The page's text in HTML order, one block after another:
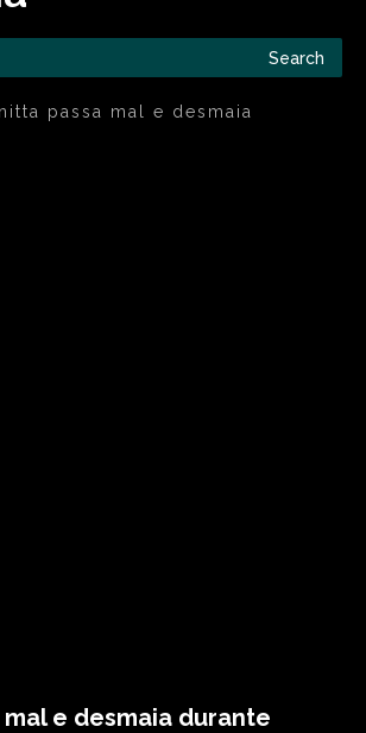
Search
passa mal e desmaia
e desmaia durante